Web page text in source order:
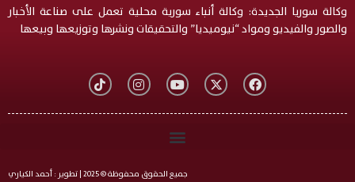
وكالة سوريا الجديدة: وكالة أنباء سورية محلية تعمل على صناعة الأخبار
والصور والفيديو ومواد “نيوميديا” والتحقيقات ونشرها وتوزيعها وبيعها
جميع الحقوق محفوظة © 2025 | تطوير : أحمد الكياري